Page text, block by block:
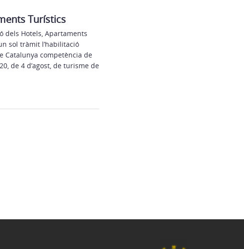
Turístics
dels Hotels, Apartaments
sol tràmit l’habilitació
Catalunya competència de
de 4 d’agost, de turisme de